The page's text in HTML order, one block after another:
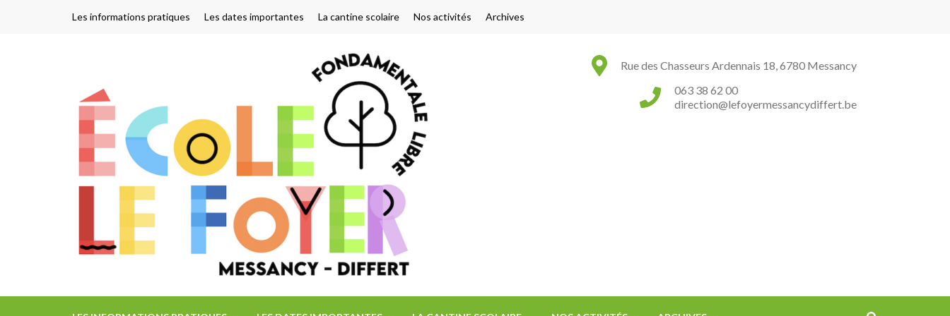
Les informations pratiques Les dates importantes La cantine scolaire Nos activités Archives
Rue des Chasseurs Ardennais 18, 6780 Messancy
063 38 62 00
direction@lefoyermessancydiffert.be